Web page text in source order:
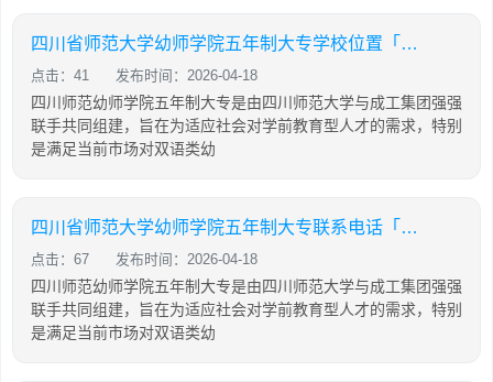
四川省师范大学幼师学院五年制大专学校位置「2025年更新」
点击：41 发布时间：2026-04-18
四川师范幼师学院五年制大专是由四川师范大学与成工集团强强
联手共同组建，旨在为适应社会对学前教育型人才的需求，特别
是满足当前市场对双语类幼
四川省师范大学幼师学院五年制大专联系电话「2025年更新」
点击：67 发布时间：2026-04-18
四川师范幼师学院五年制大专是由四川师范大学与成工集团强强
联手共同组建，旨在为适应社会对学前教育型人才的需求，特别
是满足当前市场对双语类幼